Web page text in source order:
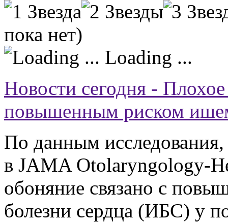
пока нет)
Loading ...
Новости сегодня -
повышенным риском
По данным исследования,
в JAMA Otolaryngology-
обоняние связано с
болезни сердца (ИБС) у